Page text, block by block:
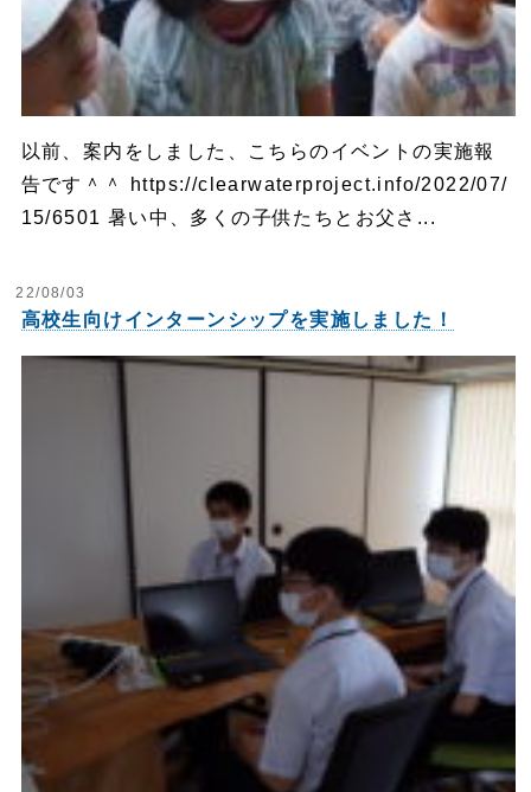
以前、案内をしました、こちらのイベントの実施報
告です＾＾ https://clearwaterproject.info/2022/07/
15/6501 暑い中、多くの子供たちとお父さ...
22/08/03
高校生向けインターンシップを実施しました！